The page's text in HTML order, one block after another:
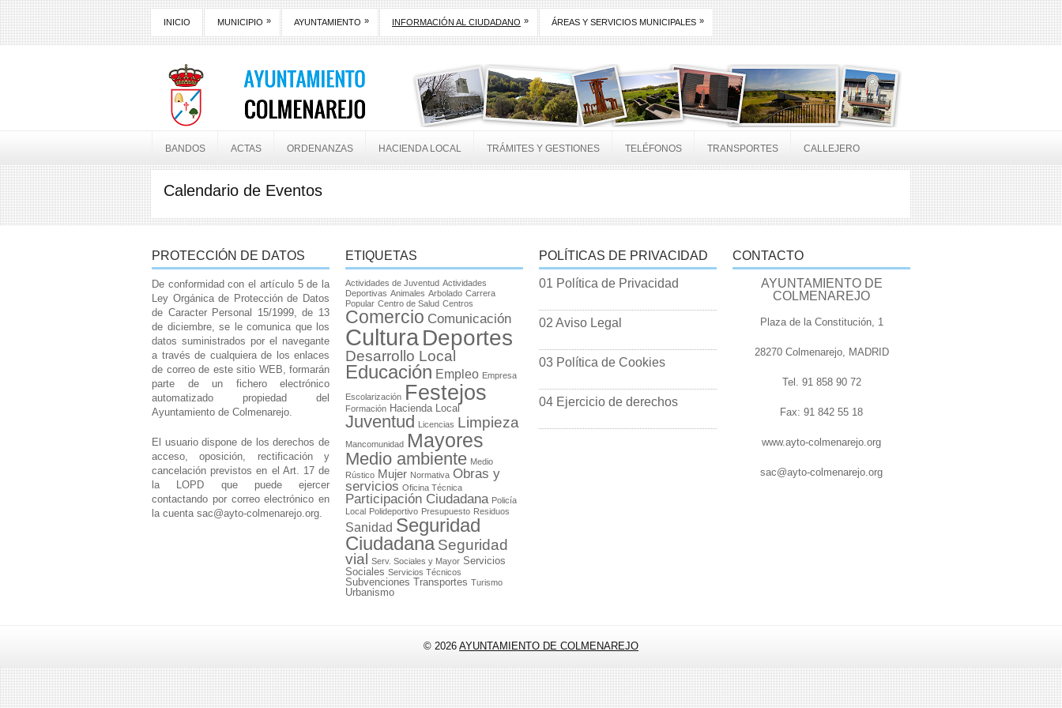
INICIO MUNICIPIO » AYUNTAMIENTO » INFORMACIÓN AL CIUDADANO » ÁREAS Y SERVICIOS MUNICIPALES »
BANDOS ACTAS ORDENANZAS HACIENDA LOCAL TRÁMITES Y GESTIONES TELÉFONOS TRANSPORTES CALLEJERO
Calendario de Eventos
PROTECCIÓN DE DATOS
De conformidad con el artículo 5 de la
Ley Orgánica de Protección de Datos
de Caracter Personal 15/1999, de 13
de diciembre, se le comunica que los
datos suministrados por el navegante
a través de cualquiera de los enlaces
de correo de este sitio WEB, formarán
parte de un fichero electrónico
automatizado propiedad del
Ayuntamiento de Colmenarejo.
El usuario dispone de los derechos de
acceso, oposición, rectificación y
cancelación previstos en el Art. 17 de
la LOPD que puede ejercer
contactando por correo electrónico en
la cuenta sac@ayto-colmenarejo.org.
ETIQUETAS
Actividades de Juventud Actividades
Deportivas Animales Arbolado Carrera
Popular Centro de Salud Centros
Comercio Comunicación
CulturaDeportes
Desarrollo Local
Educación Empleo Empresa
Escolarización Festejos
Formación Hacienda Local
Juventud Licencias Limpieza
Mancomunidad Mayores
Medio ambiente Medio
Rústico Mujer Normativa Obras y
servicios Oficina Técnica
Participación Ciudadana Policía
Local Polideportivo Presupuesto Residuos
Sanidad Seguridad
Ciudadana Seguridad
vial
Serv. Sociales y Mayor Servicios
Sociales Servicios Técnicos
Subvenciones Transportes Turismo
Urbanismo
POLÍTICAS DE PRIVACIDAD
01 Política de Privacidad
02 Aviso Legal
03 Política de Cookies
04 Ejercicio de derechos
CONTACTO
AYUNTAMIENTO DE
COLMENAREJO
Plaza de la Constitución, 1
28270 Colmenarejo, MADRID
Tel. 91 858 90 72
Fax: 91 842 55 18
www.ayto-colmenarejo.org
sac@ayto-colmenarejo.org
© 2026 AYUNTAMIENTO DE COLMENAREJO